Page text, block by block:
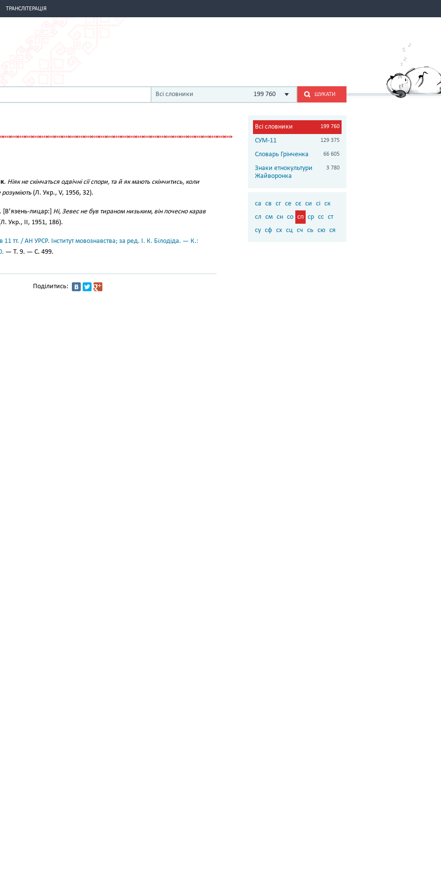
ТРАНСЛІТЕРАЦІЯ
Всі словники 199 760 ШУКАТИ
. Ніяк не скінчаться одвічні сії спори, та й як мають скінчитись, коли
(Л. Укр., V, 1956, 32).
. [В’язень-лицар:] Ні, Зевес не був тираном низьким, він почесно карав
Укр., II, 1951, 186).
11 тт. / АН УРСР. Інститут мовознавства; за ред. І. К. Білодіда. — К.:
— Т. 9. — С. 499.
Поділитись:
Всі словники 199 760
СУМ-11 129 375
Словарь Грінченка 66 605
Знаки етнокультури
Жайворонка
3 780
са св сг се сє си сі ск
сл см сн со сп ср сс ст
су сф сх сц сч сь сю ся